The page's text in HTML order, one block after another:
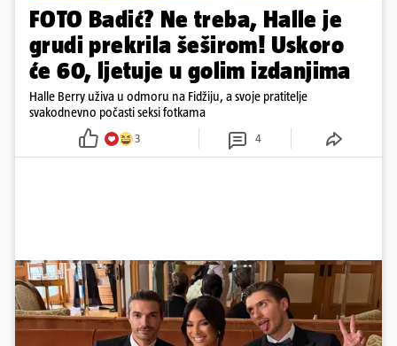
FOTO Badić? Ne treba, Halle je
grudi prekrila šeširom! Uskoro
će 60, ljetuje u golim izdanjima
Halle Berry uživa u odmoru na Fidžiju, a svoje pratitelje
svakodnevno počasti seksi fotkama
3 4